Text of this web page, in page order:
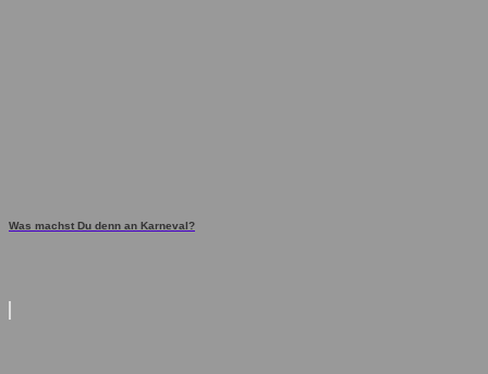
Was machst Du denn an Karneval?